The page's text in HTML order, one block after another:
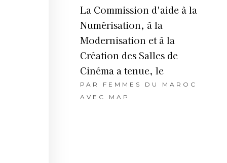
La Commission d'aide à la
Numérisation, à la
Modernisation et à la
Création des Salles de
Cinéma a tenue, le
PAR FEMMES DU MAROC
AVEC MAP